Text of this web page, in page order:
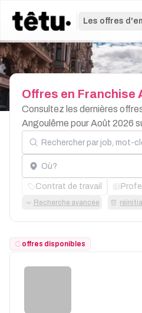
Les offres
Offres en Franchise
Consultez les dernières
Angoulême pour Août 2026
Rechercher par job, mot-clé
Localisation
Contrat de travail
Recherche avancée
offres disponibles